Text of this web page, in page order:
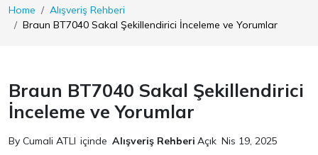
Home
Alışveriş Rehberi
Braun BT7040 Sakal Şekillendirici İnceleme ve Yorumlar
Braun BT7040 Sakal Şekillendirici
İnceleme ve Yorumlar
By Cumali ATLI içinde Alışveriş Rehberi Açık Nis 19, 2025